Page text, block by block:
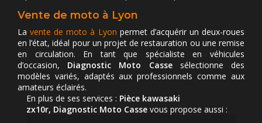
Vente de moto à Lyon
Lavente de moto à Lyon permet d’acquérir un deux-roues
en l’état, idéal pour un projet de restauration ou une remise
en circulation. En tant que spécialiste en véhicules
d’occasion, Diagnostic Moto Cassesélectionne des
modèles variés, adaptés aux professionnels comme aux
amateurs éclairés.
En plus de ses services : Pièce kawasaki
zx10r, Diagnostic Moto Casse vous propose aussi :